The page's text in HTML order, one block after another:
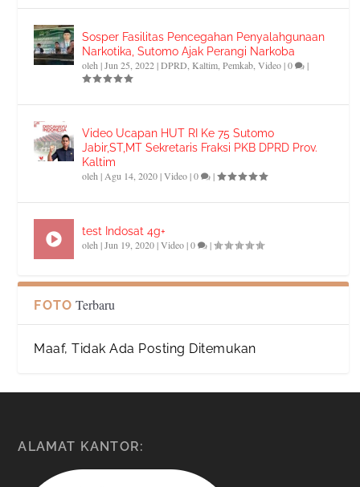
Sosper Fasilitas Pencegahan Penyalahgunaan
Narkotika, Sutomo Ajak Perangi Narkoba
oleh|Jun 25, 2022|DPRD ,Kaltim ,Pemkab ,Video|0 |
Video Ucapan HUT RI Ke 75 Sutomo
Jabir,ST,MT Sekretaris Fraksi PKB DPRD Prov.
Kaltim
oleh| Agu 14, 2020|Video|0 |
test Indosat 4g+
oleh|Jun 19, 2020|Video|0 |
FOTO Terbaru
Maaf, Tidak Ada Posting Ditemukan
ALAMAT KANTOR: